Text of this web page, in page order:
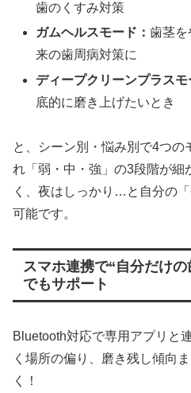
歯のくすみ対策
ガムヘルスモード：歯茎を
来の歯周病対策に
ディープクリーンプラスモ
底的に磨き上げたいとき
と、シーン別・悩み別で4つ
れ「弱・中・強」の3段階が細
く、夜はしっかり…と自分の
可能です。
スマホ連携で“自分だけ
でもサポート
Bluetooth対応で専用アプリと
く場所の偏り、磨き残し傾向
く！